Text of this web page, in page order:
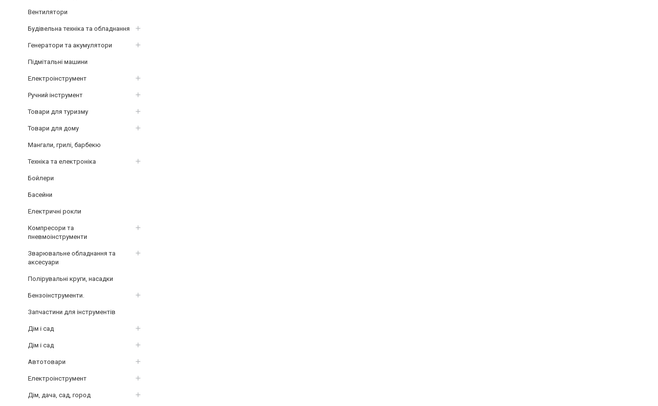
Вентилятори
Будівельна техніка та обладнання
Генератори та акумулятори
Підмітальні машини
Електроінструмент
Ручний інструмент
Товари для туризму
Товари для дому
Мангали, грилі, барбекю
Техніка та електроніка
Бойлери
Басейни
Електричні рокли
Компресори та
пневмоінструменти
Зварювальне обладнання та
аксесуари
Полірувальні круги, насадки
Бензоінструменти.
Запчастини для інструментів
Дім і сад
Дім і сад
Автотовари
Електроінструмент
Дім, дача, сад, город